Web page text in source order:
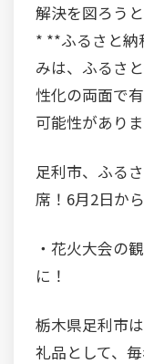
解決を図ろうと
* **ふるさと納
みは、ふるさ
性化の両面で
可能性がありま
足利市、ふる
席！6月2日か
・花火大会の
に！
栃木県足利市
礼品として、